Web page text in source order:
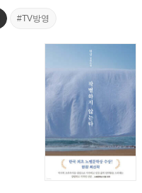
#TV방영